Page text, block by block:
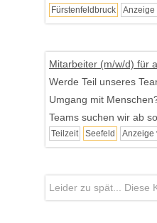
Fürstenfeldbruck Anzeige
Mitarbeiter (m/w/d) für
Werde Teil unseres
Umgang mit
Teams suchen wir ab
Teilzeit Seefeld Anzeige
Leider zu spät... Diese